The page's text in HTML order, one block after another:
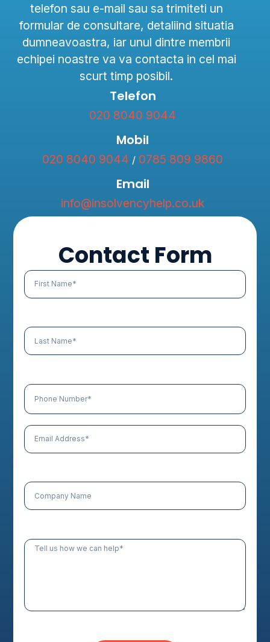
telefon sau e-mail sau sa trimiteti un
formular de consultare, detaliind situatia
dumneavoastra, iar unul dintre membrii
echipei noastre va va contacta in cel mai
scurt timp posibil.
Telefon
020 8040 9044​
Mobil
020 8040 9044​ / 0785 809 9860
Email
info@insolvencyhelp.co.uk
Contact Form